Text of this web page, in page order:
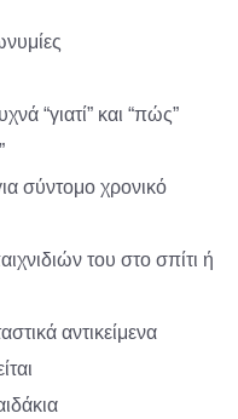
“γιατί” και “πώς”
σύντομο χρονικό
του στο σπίτι ή
αντικείμενα